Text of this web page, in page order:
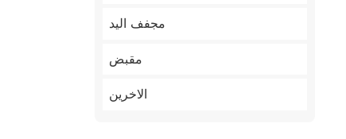
مجفف اليد
مقبض
الاخرين